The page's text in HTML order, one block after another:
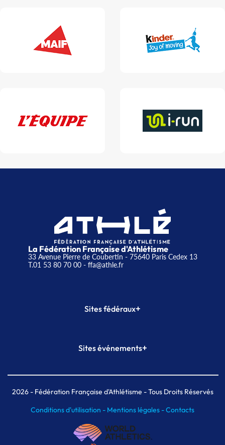
La Fédération Française d'Athlétisme
33 Avenue Pierre de Coubertin - 75640 Paris Cedex 13
T.01 53 80 70 00- ffa@athle.fr
Sites fédéraux+
Plateforme Formation
Sites événements+
Meeting de Paris indoor
MAIF Ekiden de Paris
2026- Fédération Française d'Athlétisme - Tous Droits Réservés
Conditions d'utilisation - Mentions légales -Contacts